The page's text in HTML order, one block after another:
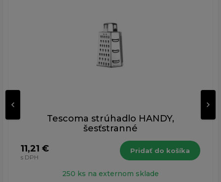
Tescoma strúhadlo HANDY,
šesťstranné
11,21 €
s DPH
Pridať do košíka
250 ks na externom sklade